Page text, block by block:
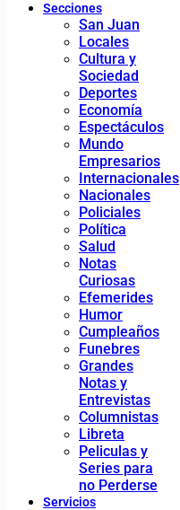
Secciones
San Juan
Locales
Cultura y
Sociedad
Deportes
Economía
Espectáculos
Mundo
Empresarios
Internacionales
Nacionales
Policiales
Política
Salud
Notas
Curiosas
Efemerides
Humor
Cumpleaños
Funebres
Grandes
Notas y
Entrevistas
Columnistas
Libreta
Peliculas y
Series para
no Perderse
Servicios